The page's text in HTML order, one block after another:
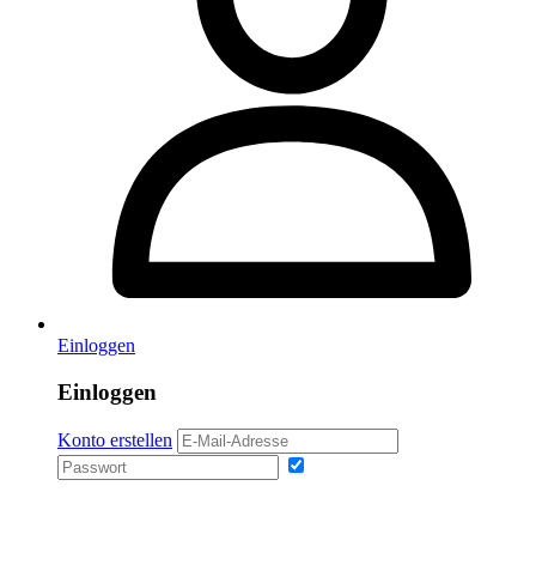
Einloggen
Einloggen
Konto erstellen